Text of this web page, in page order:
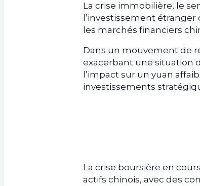
La crise immobilière, le
l’investissement
les marchés financiers
Dans un mouvement de
exacerbant une situation
l’impact sur un yuan
investissements
La crise boursière en
actifs chinois, avec des